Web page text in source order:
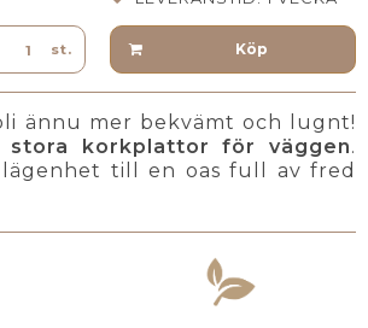
st. Köp
ännu mer bekvämt och lugnt!
stora korkplattor för väggen.
till en oas full av fred